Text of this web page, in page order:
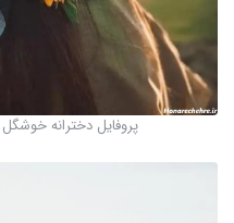
پروفایل دخترانه